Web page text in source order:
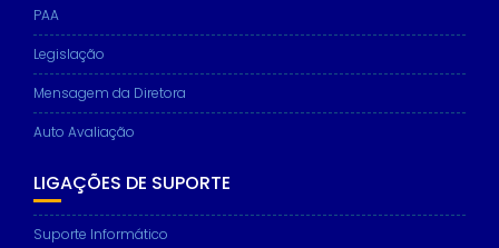
PAA
Legislação
Mensagem da Diretora
Auto Avaliação
LIGAÇÕES DE SUPORTE
Suporte Informático